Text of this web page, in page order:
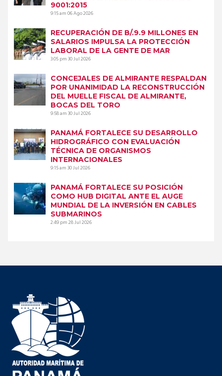
9001:2015
9:15 am06 Ago 2026
RECUPERACIÓN DE B/.9.9 MILLONES EN
SALARIOS IMPULSA LA PROTECCIÓN
LABORAL DE LA GENTE DE MAR
3:05 pm30 Jul 2026
CONCEJALES DE ALMIRANTE RESPALDAN
POR UNANIMIDAD LA RECONSTRUCCIÓN
DEL MUELLE FISCAL DE ALMIRANTE,
BOCAS DEL TORO
9:58 am30 Jul 2026
PANAMÁ FORTALECE SU DESARROLLO
HIDROGRÁFICO CON EVALUACIÓN
TÉCNICA DE ORGANISMOS
INTERNACIONALES
9:15 am30 Jul 2026
PANAMÁ FORTALECE SU POSICIÓN
COMO HUB DIGITAL ANTE EL AUGE
MUNDIAL DE LA INVERSIÓN EN CABLES
SUBMARINOS
2:49 pm28 Jul 2026